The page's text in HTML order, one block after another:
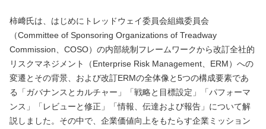
柿﨑氏は、はじめにトレッドウェイ委員会組織委員会
（Committee of Sponsoring Organizations of Treadway
Commission、COSO）の内部統制フレームワークから改訂全社的
リスクマネジメント（Enterprise Risk Management、ERM）への
変遷とその背景、および改訂ERMの全体像と5つの構成要素であ
る「ガバナンスとカルチャー」「戦略と目標設定」「パフォーマ
ンス」「レビューと修正」「情報、伝達および報告」について解
説しました。その中で、企業価値向上をもたらす企業ミッション